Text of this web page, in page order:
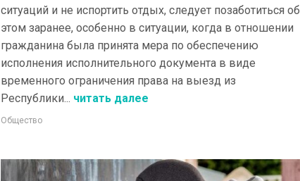
ситуаций и не испортить отдых, следует позаботиться об
этом заранее, особенно в ситуации, когда в отношении
гражданина была принята мера по обеспечению
исполнения исполнительного документа в виде
временного ограничения права на выезд из
Республики... читать далее
Общество